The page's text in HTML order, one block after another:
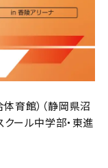
育館）（静岡県沼
ール中学部・東進